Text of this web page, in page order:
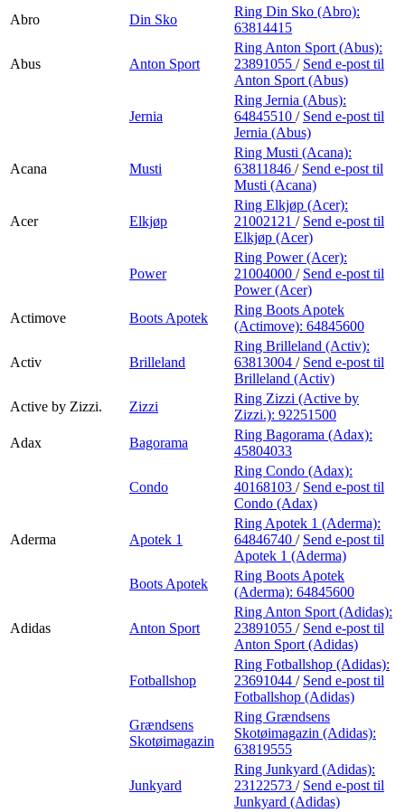
Abro
Din Sko
Ring Din Sko (Abro):
63814415
Abus Anton Sport
Ring Anton Sport (Abus):
23891055 / Send e-post til
Anton Sport (Abus)
Jernia
Ring Jernia (Abus):
64845510 / Send e-post til
Jernia (Abus)
Acana Musti
Ring Musti (Acana):
63811846 / Send e-post til
Musti (Acana)
Acer Elkjøp
Ring Elkjøp (Acer):
21002121 / Send e-post til
Elkjøp (Acer)
Power
Ring Power (Acer):
21004000 / Send e-post til
Power (Acer)
Actimove
Boots Apotek
Ring Boots Apotek
(Actimove): 64845600
Activ Brilleland
Ring Brilleland (Activ):
63813004 / Send e-post til
Brilleland (Activ)
Active by Zizzi.
Zizzi
Ring Zizzi (Active by
Zizzi.): 92251500
Adax
Bagorama
Ring Bagorama (Adax):
45804033
Condo
Ring Condo (Adax):
40168103 / Send e-post til
Condo (Adax)
Aderma Apotek 1
Ring Apotek 1 (Aderma):
64846740 / Send e-post til
Apotek 1 (Aderma)
Boots Apotek
Ring Boots Apotek
(Aderma): 64845600
Adidas Anton Sport
Ring Anton Sport (Adidas):
23891055 / Send e-post til
Anton Sport (Adidas)
Fotballshop
Ring Fotballshop (Adidas):
23691044 / Send e-post til
Fotballshop (Adidas)
Grændsens
Skotøimagazin
Ring Grændsens
Skotøimagazin (Adidas):
63819555
Junkyard
Ring Junkyard (Adidas):
23122573 / Send e-post til
Junkyard (Adidas)